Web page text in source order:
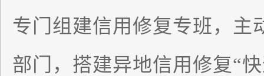
专门组建信用修复专班，主
部门，搭建异地信用修复“